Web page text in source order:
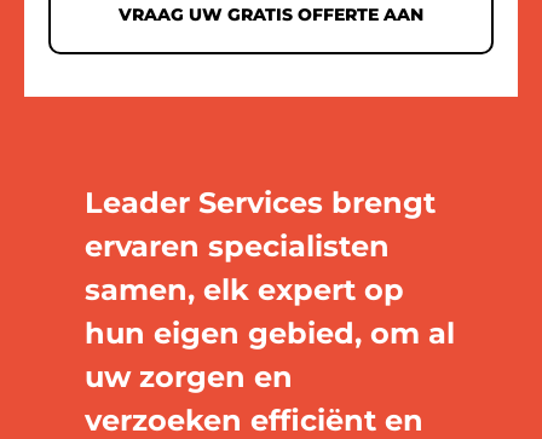
VRAAG UW GRATIS OFFERTE AAN
Leader Services brengt
ervaren specialisten
samen, elk expert op
hun eigen gebied, om al
uw zorgen en
verzoeken efficiënt en